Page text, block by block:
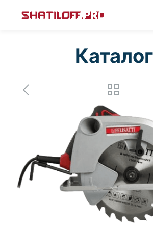
Каталог